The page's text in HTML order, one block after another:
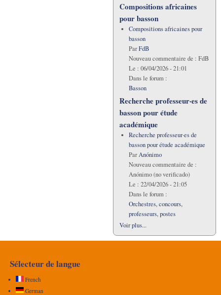
Compositions africaines
pour basson
Compositions africaines pour
basson
ParFdB
Nouveau commentaire de : FdB
Le : 06/04/2026 - 21:01
Dans le forum :
Basson
Recherche professeur·es de
basson pour étude
académique
Recherche professeur·es de
basson pour étude académique
ParAnónimo
Nouveau commentaire de :
Anónimo (no verificado)
Le : 22/04/2026 - 21:05
Dans le forum :
Orchestres, concours,
professeurs, postes
Voir plus...
Sélecteur de langue
French
German